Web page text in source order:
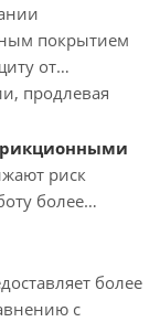
покрытием
от
продлевая
риск
более
более
с